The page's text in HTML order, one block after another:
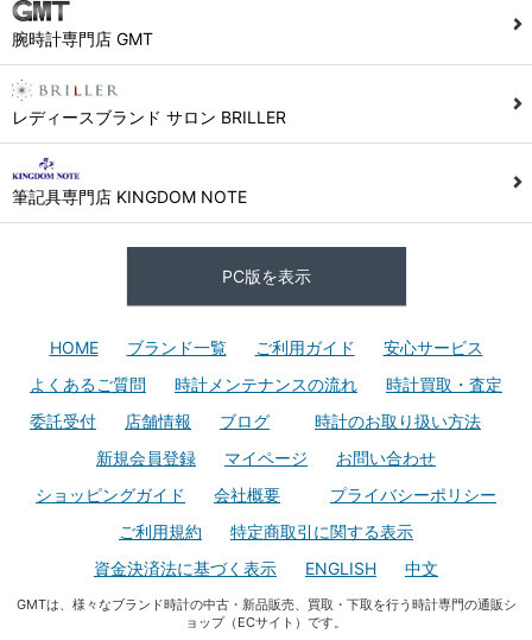
腕時計専門店 GMT
レディースブランド サロン BRILLER
筆記具専門店 KINGDOM NOTE
PC版を表示
HOME ブランド一覧 ご利用ガイド
安心サービス
よくあるご質問
時計メンテナンスの流れ
時計買取・査定
委託受付
店舗情報 ブログ
時計のお取り扱い方法
新規会員登録
マイページ
お問い合わせ
ショッピングガイド
会社概要
プライバシーポリシー
ご利用規約
特定商取引に関する表示
資金決済法に基づく表示
ENGLISH 中文
GMTは、様々なブランド時計の中古・新品販売、買取・下取を行う時計専門の通販シ
ョップ（ECサイト）です。